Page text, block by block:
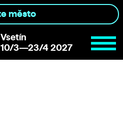
Vsetín
10/3—23/4 2027